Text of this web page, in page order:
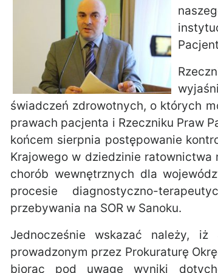
świadczeń zdrowotnych, o których
prawach pacjenta i Rzeczniku Praw
końcem sierpnia postępowanie
Krajowego w dziedzinie ratownictwa
chorób wewnętrznych dla
procesie diagnostyczno-
przebywania na SOR w Sanoku.
Jednocześnie wskazać należy,
prowadzonym przez Prokuraturę
biorąc pod uwagę wyniki